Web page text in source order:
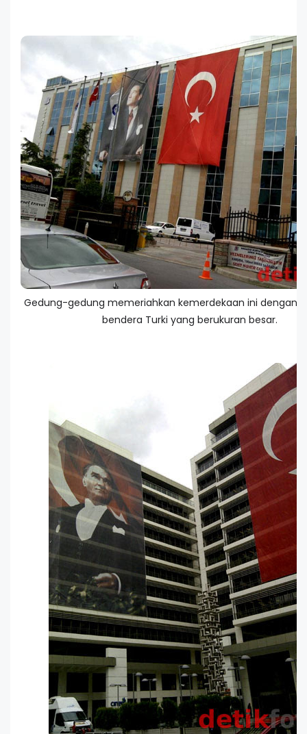
Gedung-gedung memeriahkan kemerdekaan ini dengan
bendera Turki yang berukuran besar.